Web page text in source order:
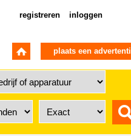
registreren inloggen
plaats een